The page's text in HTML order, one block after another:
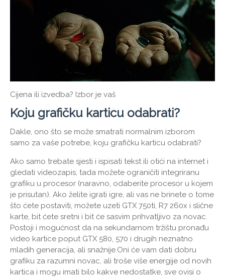
Cijena ili izvedba? Izbor je vaš
Koju grafičku karticu odabrati?
Dakle, ono što se može smatrati normalnim izborom
samo za vaše potrebe, koju grafičku karticu odabrati?
Ako samo trebate sjesti i ispisati tekst ili otići na internet i
gledati videozapis, tada možete ograničiti integriranu
grafiku u procesor (naravno, odaberite procesor u kojem
je prisutan). Ako želite igrati igre, ali vas ne brinete o tome
što ćete postaviti, možete uzeti GTX 750ti, R7 260x i slične
karte, bit ćete sretni i bit će sasvim prihvatljivo za novac.
Postoji i mogućnost da na sekundarnom tržištu pronađu
video kartice poput GTX 580, 570 i drugih neznatno
mladih generacija, ali snažnije.Oni će vam dati dobru
grafiku za razumni novac, ali troše više energije od novih
kartica i mogu imati bilo kakve nedostatke, sve ovisi o